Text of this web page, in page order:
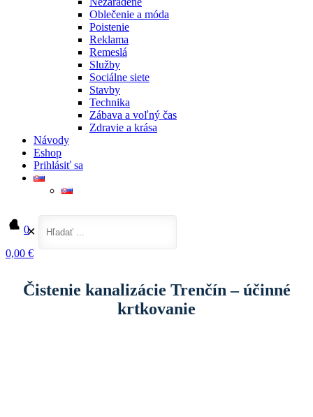
Oblečenie a móda
Poistenie
Reklama
Remeslá
Služby
Sociálne siete
Stavby
Technika
Zábava a voľný čas
Zdravie a krása
Návody
Eshop
Prihlásiť sa
0
0,00 €
✕
Čistenie kanalizácie Trenčín – účinné
krtkovanie